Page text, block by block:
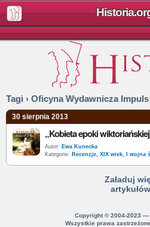
Tagi › Oficyna Wydawnicza Impuls
30 sierpnia 2013
Autor: Ewa Kunecka
Kategorie: Recenzje, XIX wiek, I wojna
Załaduj
Copyright © 2004-2023 —
Wszystkie prawa